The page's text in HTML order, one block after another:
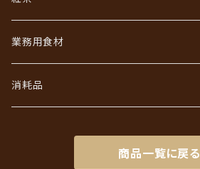
あなただけのブレンド
初回限定お試しセット
コーヒーバッグ（ドリップ）ギフト
インスタントコーヒーギフト
業務用食材
フレッシュ・シュガー・ガムシロ
消耗品
商品一覧に戻る